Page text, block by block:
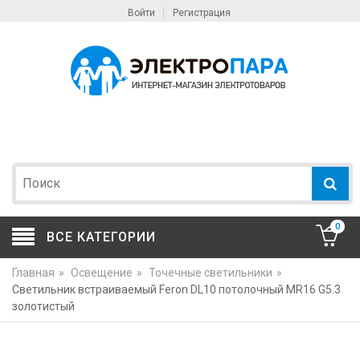
Войти Регистрация
ВСЕ КАТЕГОРИИ
0
Главная » Освещение » Точечные светильники »
Светильник встраиваемый Feron DL10 потолочный MR16 G5.3
золотистый